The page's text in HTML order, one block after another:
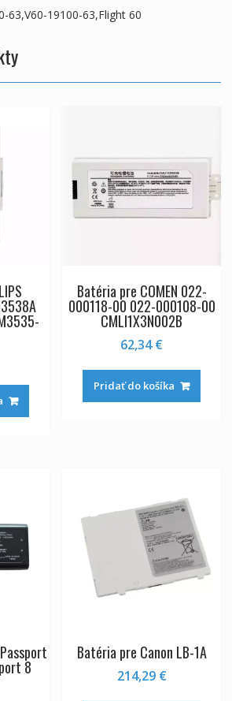
63,V60-19100-63,Flight 60
Batéria pre COMEN 022-
000118-00 022-000108-00
CMLI1X3N002B
62,34€
Pridať do košíka
8
Batéria pre Canon LB-1A
214,29 €